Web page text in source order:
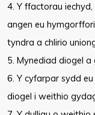
4. Y ffactorau
angen eu
tyndra a chlirio
5. Mynediad diogel
6. Y cyfarpar sydd
diogel i weithio